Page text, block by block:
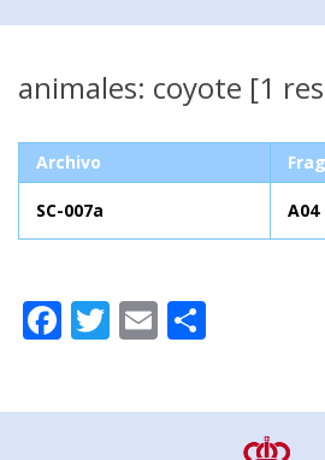
animales: coyote [1
Archivo
SC-007a A04
Facebook
Twitter
Email